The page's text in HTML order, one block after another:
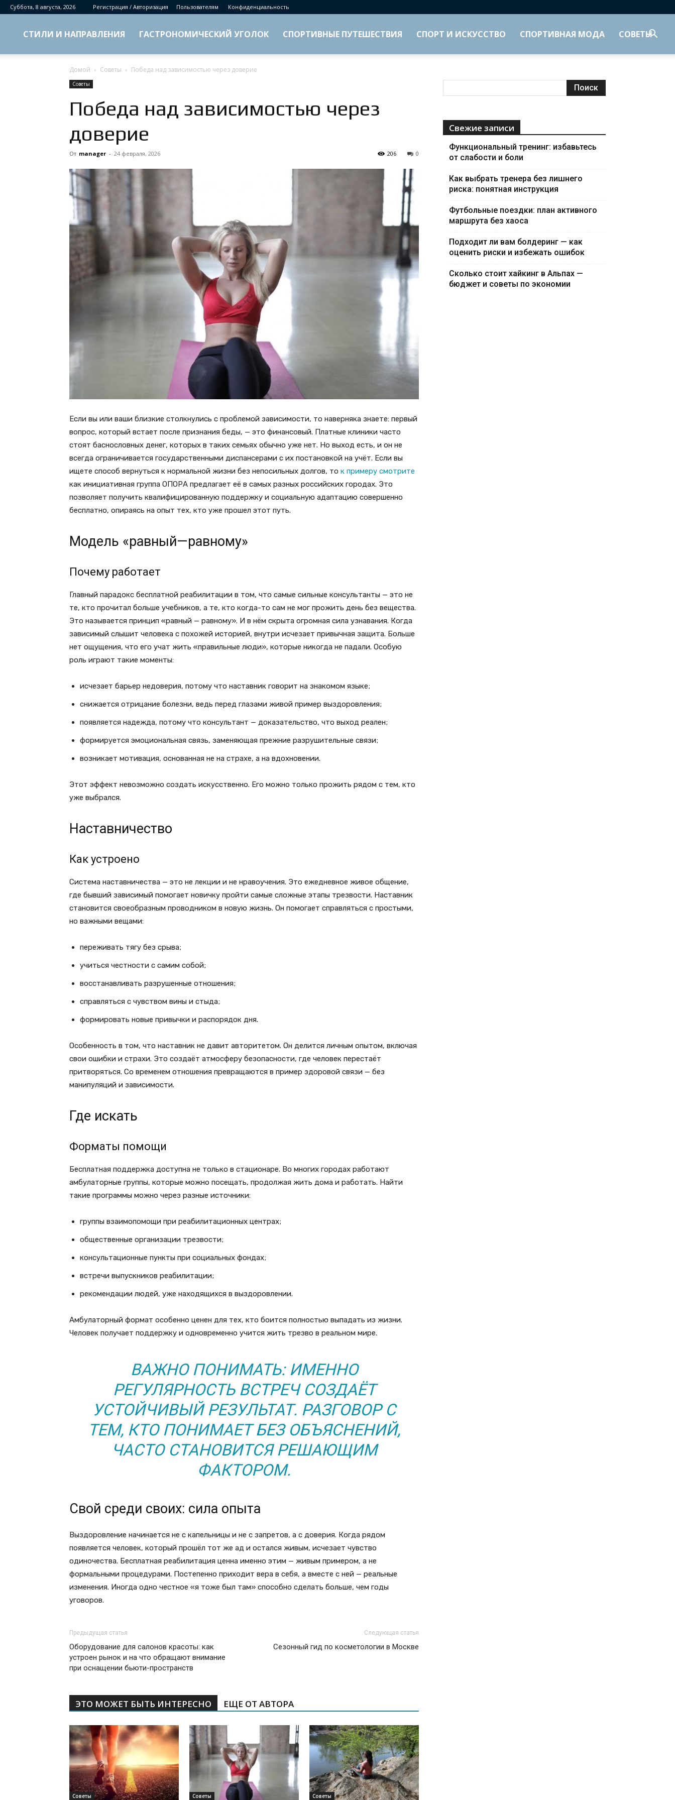
Суббота, 8 августа, 2026 Регистрация / Авторизация Пользователям Конфиденциальность
СТИЛИ И НАПРАВЛЕНИЯ ГАСТРОНОМИЧЕСКИЙ УГОЛОК СПОРТИВНЫЕ ПУТЕШЕСТВИЯ СПОРТ И ИСКУССТВО СПОРТИВНАЯ МОДА СОВЕТЫ
Домой Советы Победа над зависимостью через доверие
Советы
Победа над зависимостью через
доверие
От manager - 24 февраля, 2026 0
206
Если вы или ваши близкие столкнулись с проблемой зависимости, то наверняка знаете: первый
вопрос, который встает после признания беды, — это финансовый. Платные клиники часто
стоят баснословных денег, которых в таких семьях обычно уже нет. Но выход есть, и он не
всегда ограничивается государственными диспансерами с их постановкой на учёт. Если вы
ищете способ вернуться к нормальной жизни без непосильных долгов, то к примеру смотрите
как инициативная группа ОПОРА предлагает её в самых разных российских городах. Это
позволяет получить квалифицированную поддержку и социальную адаптацию совершенно
бесплатно, опираясь на опыт тех, кто уже прошел этот путь.
Модель «равный—равному»
Почему работает
Главный парадокс бесплатной реабилитации в том, что самые сильные консультанты — это не
те, кто прочитал больше учебников, а те, кто когда-то сам не мог прожить день без вещества.
Это называется принцип «равный — равному». И в нём скрыта огромная сила узнавания. Когда
зависимый слышит человека с похожей историей, внутри исчезает привычная защита. Больше
нет ощущения, что его учат жить «правильные люди», которые никогда не падали. Особую
роль играют такие моменты:
исчезает барьер недоверия, потому что наставник говорит на знакомом языке;
снижается отрицание болезни, ведь перед глазами живой пример выздоровления;
появляется надежда, потому что консультант — доказательство, что выход реален;
формируется эмоциональная связь, заменяющая прежние разрушительные связи;
возникает мотивация, основанная не на страхе, а на вдохновении.
Этот эффект невозможно создать искусственно. Его можно только прожить рядом с тем, кто
уже выбрался.
Наставничество
Как устроено
Система наставничества — это не лекции и не нравоучения. Это ежедневное живое общение,
где бывший зависимый помогает новичку пройти самые сложные этапы трезвости. Наставник
становится своеобразным проводником в новую жизнь. Он помогает справляться с простыми,
но важными вещами:
переживать тягу без срыва;
учиться честности с самим собой;
восстанавливать разрушенные отношения;
справляться с чувством вины и стыда;
формировать новые привычки и распорядок дня.
Особенность в том, что наставник не давит авторитетом. Он делится личным опытом, включая
свои ошибки и страхи. Это создаёт атмосферу безопасности, где человек перестаёт
притворяться. Со временем отношения превращаются в пример здоровой связи — без
манипуляций и зависимости.
Где искать
Форматы помощи
Бесплатная поддержка доступна не только в стационаре. Во многих городах работают
амбулаторные группы, которые можно посещать, продолжая жить дома и работать. Найти
такие программы можно через разные источники:
группы взаимопомощи при реабилитационных центрах;
общественные организации трезвости;
консультационные пункты при социальных фондах;
встречи выпускников реабилитации;
рекомендации людей, уже находящихся в выздоровлении.
Амбулаторный формат особенно ценен для тех, кто боится полностью выпадать из жизни.
Человек получает поддержку и одновременно учится жить трезво в реальном мире.
ВАЖНО ПОНИМАТЬ: ИМЕННО
РЕГУЛЯРНОСТЬ ВСТРЕЧ СОЗДАЁТ
УСТОЙЧИВЫЙ РЕЗУЛЬТАТ. РАЗГОВОР С
ТЕМ, КТО ПОНИМАЕТ БЕЗ ОБЪЯСНЕНИЙ,
ЧАСТО СТАНОВИТСЯ РЕШАЮЩИМ
ФАКТОРОМ.
Свой среди своих: сила опыта
Выздоровление начинается не с капельницы и не с запретов, а с доверия. Когда рядом
появляется человек, который прошёл тот же ад и остался живым, исчезает чувство
одиночества. Бесплатная реабилитация ценна именно этим — живым примером, а не
формальными процедурами. Постепенно приходит вера в себя, а вместе с ней — реальные
изменения. Иногда одно честное «я тоже был там» способно сделать больше, чем годы
уговоров.
Предыдущая статья
Оборудование для салонов красоты: как
устроен рынок и на что обращают внимание
при оснащении бьюти-пространств
Следующая статья
Сезонный гид по косметологии в Москве
ЭТО МОЖЕТ БЫТЬ ИНТЕРЕСНО ЕЩЕ ОТ АВТОРА
Советы Советы Советы
Свежие записи
Функциональный тренинг: избавьтесь
от слабости и боли
Как выбрать тренера без лишнего
риска: понятная инструкция
Футбольные поездки: план активного
маршрута без хаоса
Подходит ли вам болдеринг — как
оценить риски и избежать ошибок
Сколько стоит хайкинг в Альпах —
бюджет и советы по экономии